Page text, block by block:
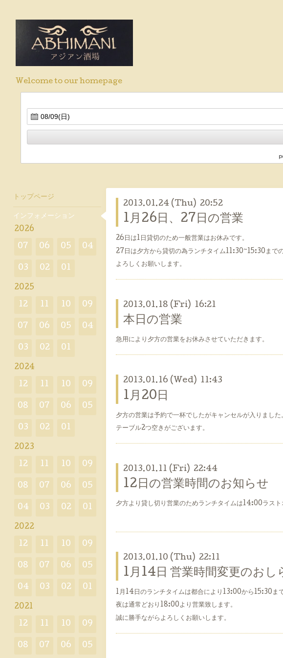
Welcome to our homepage
2013.01.24 (Thu) 20:52
1月26日、27日の営業
26日は1日貸切のため一般営業はお休みです。
27日は夕方から貸切の為ランチタイム11:30~15:30まで
よろしくお願いします。
2013.01.18 (Fri) 16:21
本日の営業
急用により夕方の営業をお休みさせていただきます。
2013.01.16 (Wed) 11:43
1月20日
夕方の営業は予約で一杯でしたがキャンセルが入りました
テーブル2つ空きがございます。
2013.01.11 (Fri) 22:44
12日の営業時間のお知らせ
夕方より貸し切り営業のためランチタイムは14:00ラス
2013.01.10 (Thu) 22:11
1月14日 営業時間変更のおし
1月14日のランチタイムは都合により13:00から15:30ま
夜は通常どおり18:00より営業致します。
誠に勝手ながらよろしくお願いします。
トップページ
インフォメーション
2026
07 06 05 04
03 02 01
2025
12 11 10 09
07 06 05 04
03 02 01
2024
12 11 10 09
08 07 06 05
03 02 01
2023
12 11 10 09
08 07 06 05
04 03 02 01
2022
12 11 10 09
08 07 06 05
04 03 02 01
2021
12 11 10 09
08 07 06 05